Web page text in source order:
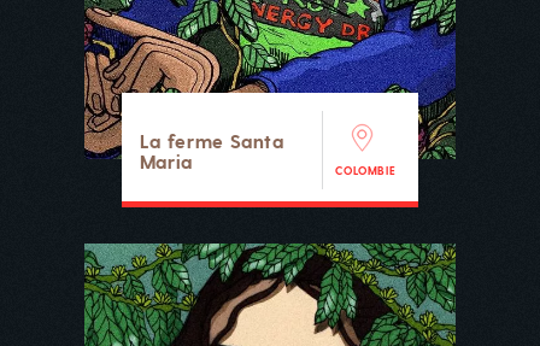
La ferme Santa
Maria
COLOMBIE